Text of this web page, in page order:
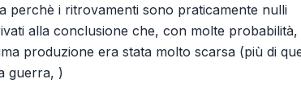
perchè i ritrovamenti sono praticamente nulli
alla conclusione che, con molte
produzione era stata molto scarsa (più di
guerra, )